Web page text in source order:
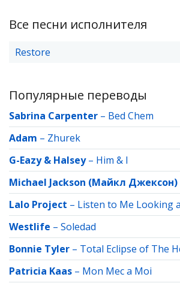
Все песни исполнителя
Restore
Популярные переводы
Sabrina Carpenter – Bed Chem
Adam – Zhurek
G-Eazy & Halsey– Him & I
Michael Jackson (Майкл Джексон)
Lalo Project – Listen to Me Looking
Westlife – Soledad
Bonnie Tyler – Total Eclipse of The
Patricia Kaas – Mon Mec a Moi